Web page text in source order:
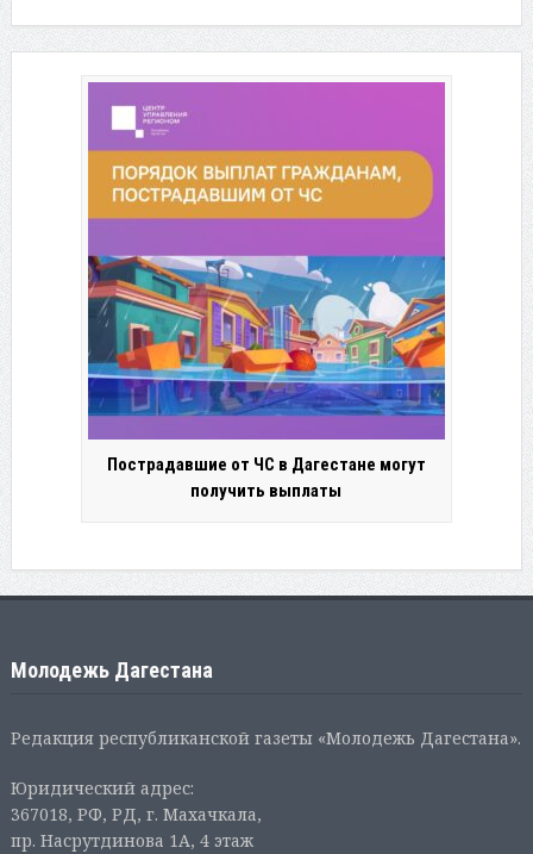
Пострадавшие от ЧС в Дагестане могут
получить выплаты
Молодежь Дагестана
Редакция республиканской газеты «Молодежь Дагестана».
Юридический адрес:
367018, РФ, РД, г. Махачкала,
пр. Насрутдинова 1А, 4 этаж